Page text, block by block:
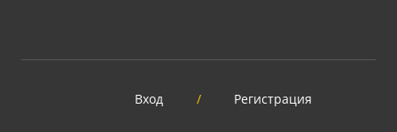
Вход / Регистрация